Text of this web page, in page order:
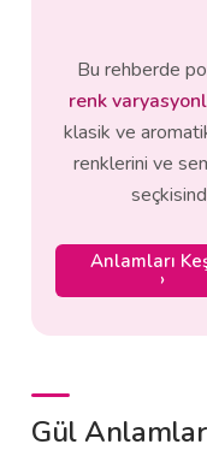
Bu rehberde
renk
klasik ve
renklerini ve
Anlamları
›
Gül